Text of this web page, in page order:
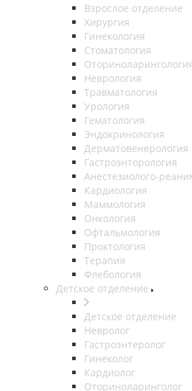
Взрослое отделение
Хирургия
Гинекология
Стоматология
Неврология
Травматология
Урология
Гематология
Эндокринология
Дерматовенерология
Гастроэнторология
Анестезиолого-
Кардиология
Маммология
Онкология
Офтальмология
Проктология
Терапия
Флебология
Детское отделение
Детское отделение
Невролог
Гастроэнтеролог
Гинеколог
Кардиолог
Оториноларинголог